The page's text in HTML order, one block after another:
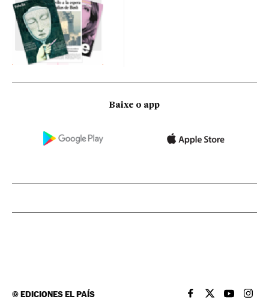
Baixe o app
©EDICIONES EL PAÍS EL PAÍS BRASIL EN
EL PAÍSEL PAÍS
EL